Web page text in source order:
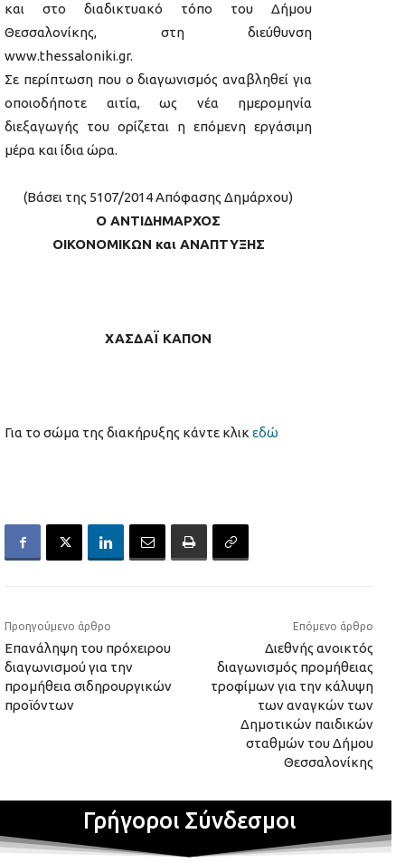
και στο διαδικτυακό τόπο του Δήμου
Θεσσαλονίκης, στη διεύθυνση
www.thessaloniki.gr.
Σε περίπτωση που ο διαγωνισμός αναβληθεί για
οποιοδήποτε αιτία, ως νέα ημερομηνία
διεξαγωγής του ορίζεται η επόμενη εργάσιμη
μέρα και ίδια ώρα.
(Βάσει της 5107/2014 Απόφασης Δημάρχου)
Ο ΑΝΤΙΔΗΜΑΡΧΟΣ
ΟΙΚΟΝΟΜΙΚΩΝ και ΑΝΑΠΤΥΞΗΣ
ΧΑΣΔΑΪ ΚΑΠΟΝ
Για το σώμα της διακήρυξης κάντε κλικ εδώ
Προηγούμενο άρθρο
Επανάληψη του πρόχειρου
διαγωνισμού για την
προμήθεια σιδηρουργικών
προϊόντων
Επόμενο άρθρο
Διεθνής ανοικτός
διαγωνισμός προμήθειας
τροφίμων για την κάλυψη
των αναγκών των
Δημοτικών παιδικών
σταθμών του Δήμου
Θεσσαλονίκης
Γρήγοροι Σύνδεσμοι